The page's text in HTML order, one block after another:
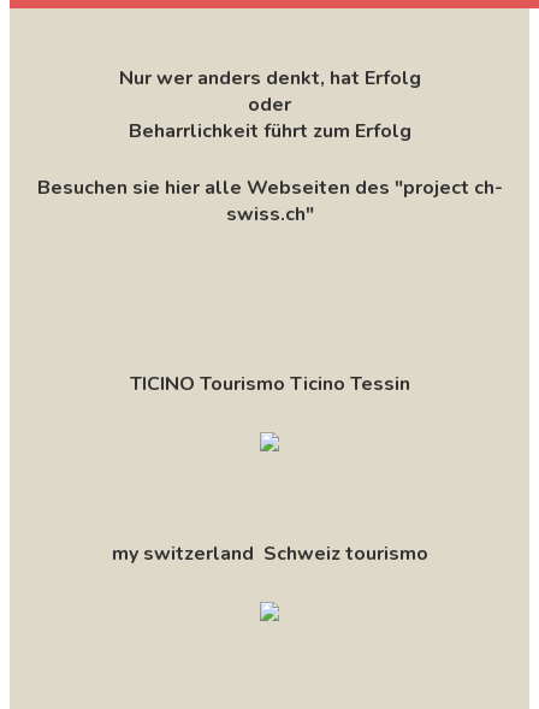
Nur wer anders denkt, hat Erfolg
oder
Beharrlichkeit führt zum Erfolg
Besuchen sie hier alle Webseiten des "project ch-
swiss.ch"
TICINO Tourismo Ticino Tessin
my switzerland Schweiz tourismo